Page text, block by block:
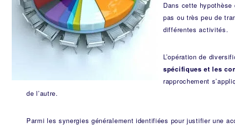
Dans cette hypothèse
pas ou très peu de
différentes activités.
L’opération de
spécifiques et les
rapprochement
de l’autre.
Parmi les synergies généralement identifiées pour justifier une